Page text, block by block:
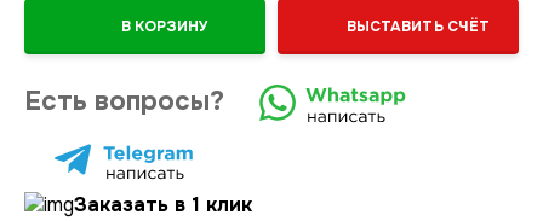
В КОРЗИНУ ВЫСТАВИТЬ СЧЁТ
Есть вопросы?
Заказать в 1 клик